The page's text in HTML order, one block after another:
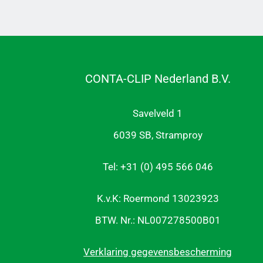
CONTA-CLIP Nederland B.V.
Savelveld 1
6039 SB, Stramproy
Tel: +31 (0) 495 566 046
K.v.K: Roermond 13023923
BTW. Nr.: NL007278500B01
Verklaring gegevensbescherming